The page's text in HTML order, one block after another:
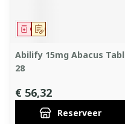
Op voorschrift
Geneesmiddel
Abilify 15mg Abacus Tabl
28
€ 56,32
Reserveer